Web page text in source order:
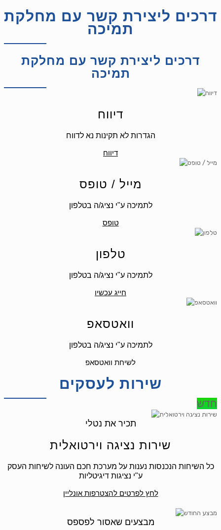
דרכים ליצירת קשר עם מחלקת
תמיכה
דרכים ליצירת קשר עם מחלקת
תמיכה
דיווח
הגדרות לא תקינות נא לדווח
דיווח
מייל / טופס
לתמיכה ע"י נציג/ה בטלפון
טופס
טלפון
לתמיכה ע"י נציג/ה בטלפון
חייג עכשיו
וואטסאפ
לתמיכה ע"י נציג/ה בטלפון
לשיחת וואטסאפ
שירות לעסקים
חדש
תכיר את נטלי
שירות נציגה וירטואלית
כל השיחות הנכנסות נענות על מערכת חכם העונה לשיחות העסק
ע"י נציגות דיגיטליות
לחץ לפרטים להצטרפות אונליין
מבצעים שאסור לפספס